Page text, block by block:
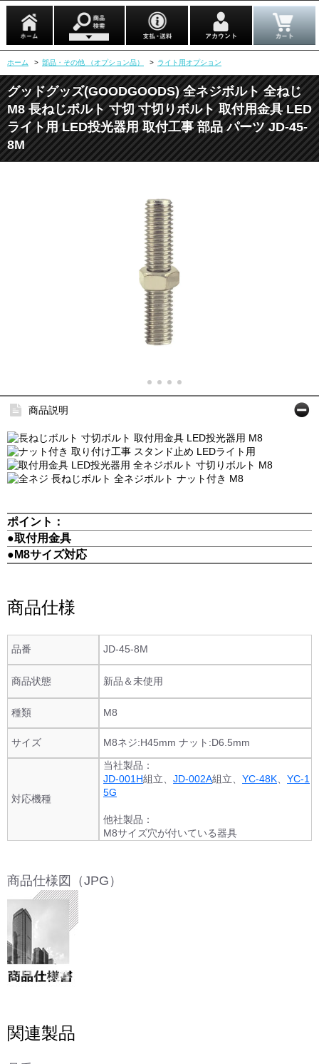
ホーム > 部品・その他 （オプション品） > ライト用オプション
グッドグッズ(GOODGOODS) 全ネジボルト 全ねじ
M8 長ねじボルト 寸切 寸切りボルト 取付用金具 LED
ライト用 LED投光器用 取付工事 部品 パーツ JD-45-
8M
商品説明
ポイント：
●取付用金具
●M8サイズ対応
商品仕様
品番 JD-45-8M
商品状態 新品＆未使用
種類 M8
サイズ M8ネジ:H45mm ナット:D6.5mm
対応機種
当社製品：
JD-001H組立、 JD-002A組立、 YC-48K
YC-1
5G
他社製品：
M8サイズ穴が付いている器具
商品仕様図（JPG）
関連製品